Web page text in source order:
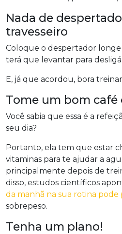
Nada de
travesseiro
Coloque o despertador longe
terá que levantar para
E, já que acordou, bora
Tome um bom café
Você sabia que essa é a
seu dia?
Portanto, ela tem que estar
vitaminas para te ajudar a
principalmente depois de
disso, estudos científicos
da manhã na sua rotina pode
sobrepeso.
Tenha um plano!